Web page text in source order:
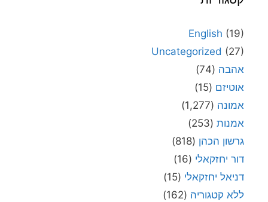
English (19)
Uncategorized (27)
אהבה (74)
אוטיזם (15)
אמונה (1,277)
אמנות (253)
גרשון הכהן (818)
דור יחזקאלי (16)
דניאל יחזקאלי (15)
ללא קטגוריה (162)